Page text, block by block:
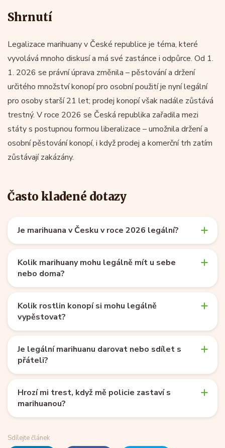
Shrnutí
Legalizace marihuany v České republice je téma, které
vyvolává mnoho diskusí a má své zastánce i odpůrce. Od 1.
1. 2026 se právní úprava změnila – pěstování a držení
určitého množství konopí pro osobní použití je nyní legální
pro osoby starší 21 let; prodej konopí však nadále zůstává
trestný. V roce 2026 se Česká republika zařadila mezi
státy s postupnou formou liberalizace – umožnila držení a
osobní pěstování konopí, i když prodej a komerční trh zatím
zůstávají zakázány.
Často kladené dotazy
Je marihuana v Česku v roce 2026 legální?
Kolik marihuany mohu legálně mít u sebe
nebo doma?
Kolik rostlin konopí si mohu legálně
vypěstovat?
Je legální marihuanu darovat nebo sdílet s
přáteli?
Hrozí mi trest, když mě policie zastaví s
marihuanou?
Sdílejte článek